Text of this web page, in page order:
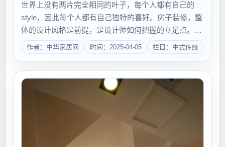
世界上没有两片完全相同的叶子，每个人都有自己的
style，因此每个人都有自己独特的喜好。房子装修，整
体的设计风格是前提，是设计师如何把握的立足点。所
以，在房子装修前，一家人应该坐在一起探讨、确定房
子的设计风格，而这个的基本前提又是清楚了解房子的
作者：中华家居网 时间：2025-04-05 栏目：中式传统